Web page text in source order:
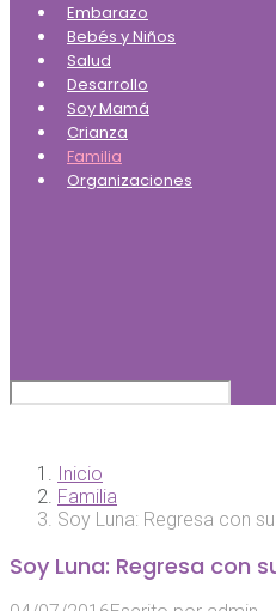
Embarazo
Bebés y Niños
Salud
Desarrollo
Soy Mamá
Crianza
Familia
Organizaciones
Inicio
Familia
Soy Luna: Regresa con
Soy Luna: Regresa con